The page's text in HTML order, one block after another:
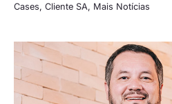
Cases, Cliente SA, Mais Notícias